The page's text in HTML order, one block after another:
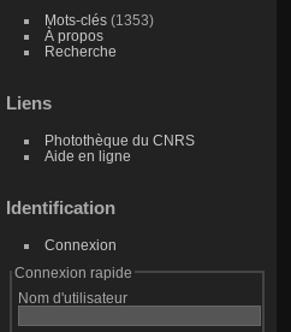
Mots-clés(1353)
À propos
Recherche
Liens
Photothèque du CNRS
Aide en ligne
Identification
Connexion
Connexion rapide
Nom d'utilisateur